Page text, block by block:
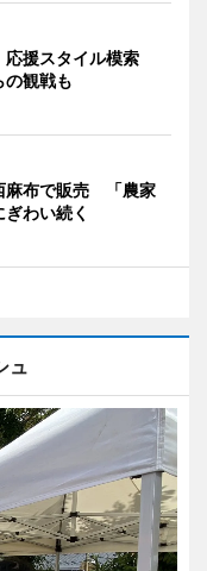
応援スタイル模索
の観戦も
麻布で販売 「農家
わい続く
ュ